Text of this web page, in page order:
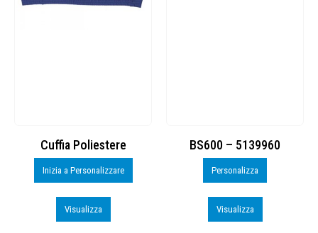
Cuffia Poliestere
Inizia a Personalizzare
Visualizza
BS600 – 5139960
Personalizza
Visualizza